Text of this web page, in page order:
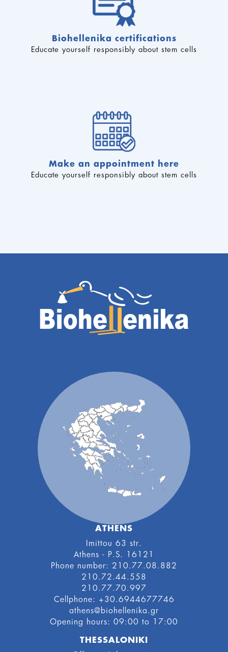
Biohellenika certifications
Educate yourself responsibly about stem cells
Make an appointment here
Educate yourself responsibly about stem cells
ATHENS
Imittou 63 str.
Athens - P.S. 16121
Phone number: 210.77.08.882
210.72.44.558
210.77.70.997
Cellphone: +30.6944677746
athens@biohellenika.gr
Οpening hours: 09:00 to 17:00
THESSALONIKI